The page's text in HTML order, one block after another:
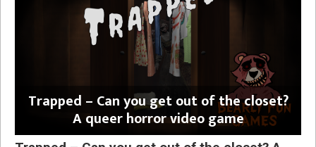
Trapped – Can you get out of the closet?
A queer horror video game